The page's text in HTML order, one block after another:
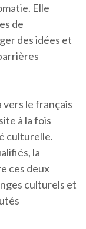
Elle
de
des idées et
vers le français
à la fois
culturelle.
la
ces deux
culturels et